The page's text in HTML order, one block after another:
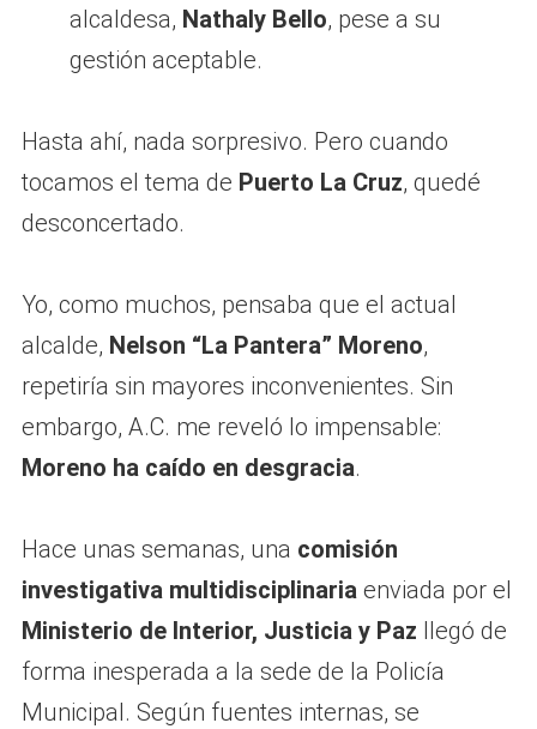
alcaldesa, Nathaly Bello, pese a su
gestión aceptable.
Hasta ahí, nada sorpresivo. Pero cuando
tocamos el tema de Puerto La Cruz, quedé
desconcertado.
Yo, como muchos, pensaba que el actual
alcalde, Nelson “La Pantera” Moreno,
repetiría sin mayores inconvenientes. Sin
embargo, A.C. me reveló lo impensable:
Moreno ha caído en desgracia.
Hace unas semanas, una comisión
investigativa multidisciplinariaenviada por el
Ministerio de Interior, Justicia y Paz llegó de
forma inesperada a la sede de la Policía
Municipal. Según fuentes internas, se